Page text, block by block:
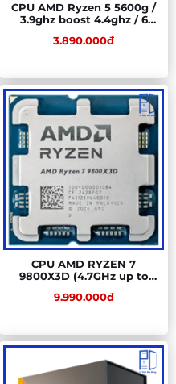
CPU AMD Ryzen 5 5600g /
3.9ghz boost 4.4ghz / 6
3.890.000đ
CPU AMD RYZEN 7
9800X3D (4.7GHz up to
) - Tray
9.990.000đ